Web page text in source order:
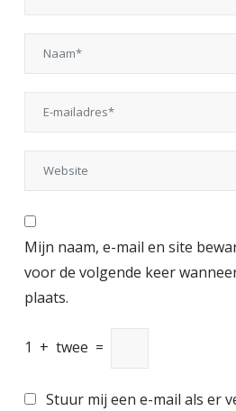
Mijn naam, e-mail en site
voor de volgende keer
plaats.
1 + twee =
Stuur mij een e-mail als er